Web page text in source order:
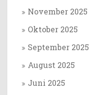
November 2025
Oktober 2025
September 2025
August 2025
Juni 2025